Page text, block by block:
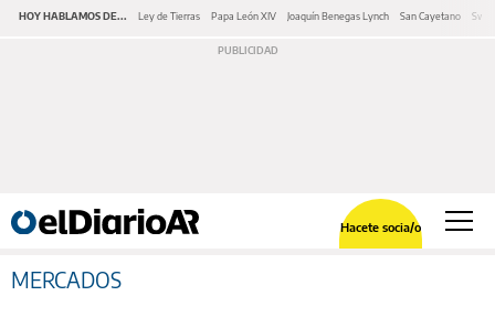
HOY HABLAMOS DE... Ley de Tierras Papa León XIV Joaquín Benegas Lynch San Cayetano
Hacete socia/o
MERCADOS